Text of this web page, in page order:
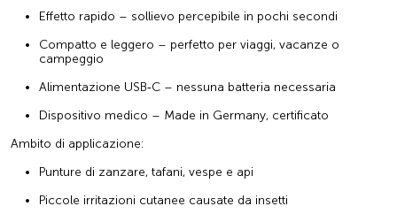
Effetto rapido – sollievo percepibile in pochi secondi
Compatto e leggero – perfetto per viaggi, vacanze o
campeggio
Alimentazione USB‑C – nessuna batteria necessaria
Dispositivo medico – Made in Germany, certificato
Ambito di applicazione:
Punture di zanzare, tafani, vespe e api
Piccole irritazioni cutanee causate da insetti